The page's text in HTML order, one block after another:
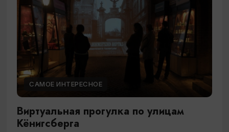
САМОЕ ИНТЕРЕСНОЕ
Виртуальная прогулка по улицам
Кёнигсберга